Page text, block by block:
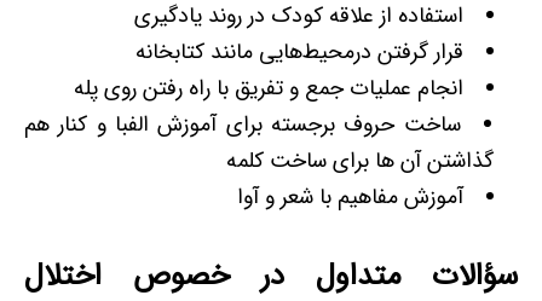
استفاده از علاقه کودک در روند یادگیری
قرار گرفتن درمحیط‌هایی مانند کتابخانه
انجام عملیات جمع و تفریق با راه رفتن روی پله
ساخت حروف برجسته برای آموزش الفبا و کنار هم
گذاشتن آن ها برای ساخت کلمه
آموزش مفاهیم با شعر و آوا
سؤالات متداول در خصوص اختلال